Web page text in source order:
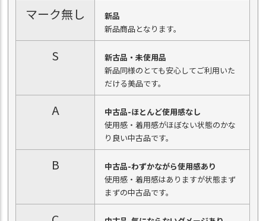
マーク無し
新品
新品商品となります。
S
新古品・未使用品
新品同様のとても安心してご利用いた
だける美品です。
A
中古品-ほとんど使用感なし
使用感・着用感がほぼない状態のかな
り良い中古品です。
B
中古品-わずかながら使用感あり
使用感・着用感はありますが状態まず
まずの中古品です。